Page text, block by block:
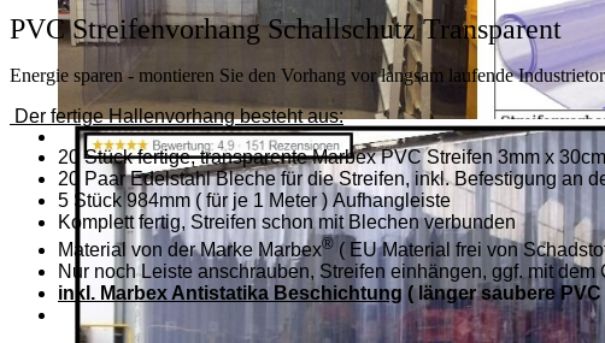
PVC Streifenvorhang Schallschutz Transparent
Energie sparen - montieren Sie den Vorhang vor langsam laufende
Der fertige Hallenvorhang besteht aus:
20 Stück fertige, transparente Marbex PVC Streifen 3mm x 30cm
20 Paar Edelstahl Bleche für die Streifen, inkl. Befestigung an
5 Stück 984mm ( für je 1 Meter ) Aufhangleiste
Komplett fertig, Streifen schon mit Blechen verbunden
Material von der Marke Marbex® ( EU Material frei von
Nur noch Leiste anschrauben, Streifen einhängen, ggf. mit dem
inkl. Marbex Antistatika Beschichtung ( länger saubere